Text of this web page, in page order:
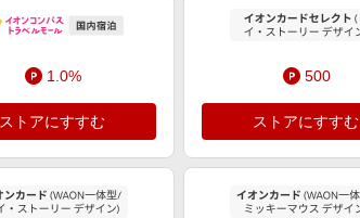
1.0%
ストアにすすむ
500
ストアにすすむ